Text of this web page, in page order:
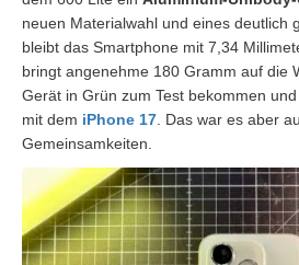
neuen Materialwahl und eines deutlich
bleibt das Smartphone mit 7,34
bringt angenehme 180 Gramm auf die
Gerät in Grün zum Test bekommen
mit dem iPhone 17. Das war es aber
Gemeinsamkeiten.